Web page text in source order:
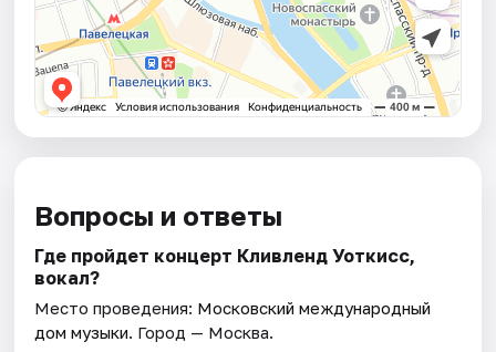
Вопросы и ответы
Где пройдет концерт Кливленд Уоткисс,
вокал?
Место проведения: Московский международный
дом музыки. Город — Москва.